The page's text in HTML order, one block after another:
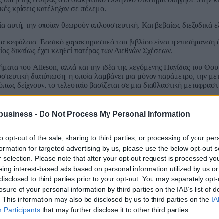
- Do Not Process My Personal Information
opt-out of the sale, sharing to third parties, or processing of your
for targeted advertising by us, please use the below opt-out
selection. Please note that after your opt-out request is processed
interest-based ads based on personal information utilized by us
to third parties prior to your opt-out. You may separately
of your personal information by third parties on the IAB’s list of
This information may also be disclosed by us to third parties on the
Participants that may further disclose it to other third parties.
κρίσεις κατέληξαν σε πόλεμο.
την οποίαν θεωρούν απλουστευτική. Και βεβαίως διεξοδικά
Βασικό χαρακτηριστικό του βιβλίου είναι η επισήμανση
δικαίως έχει κληθεί πατέρας των Διεθνών Σχέσεων.
του Alleson, αλλά και την ιδέα της λεγόμενης Παγίδας του
διατύπωση, η οποία λαμβάνει μια μόνον παράμετρο, την
δείχνουν, το τελευταίο βασίζεται σε μια διαθλαστική
αναλύουν τη μεταβολή στην ισορροπία ισχύος μεταξύ
επίπεδο και έχει βελτιώσει τις τεχνολογικές
μεγάλη λανθάνουσα ισχύ, καθώς και γεωγραφικό πλεονέκτημα
δυνάμεων θα αποτελέσει το κύριο ζήτημα των διεθνών
δεν αποτελεί απλώς μια εξαίρετη ανάλυση της υψηλής
ως πατέρα της ρεαλιστικής οπτικής των Διεθνών Σχέσεων.
μετάβασης προϋποθέτει εκτός από την αποτροπή (deterrence) ως